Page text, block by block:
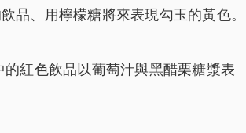
品、用檸檬糖將來表現勾玉的黃色。
紅色飲品以葡萄汁與黑醋栗糖漿表